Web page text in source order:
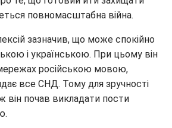
повномасштабна війна.
зазначив, що може спокійно
і українською. При цьому він
російською мовою,
все СНД. Тому для зручності
він почав викладати пости